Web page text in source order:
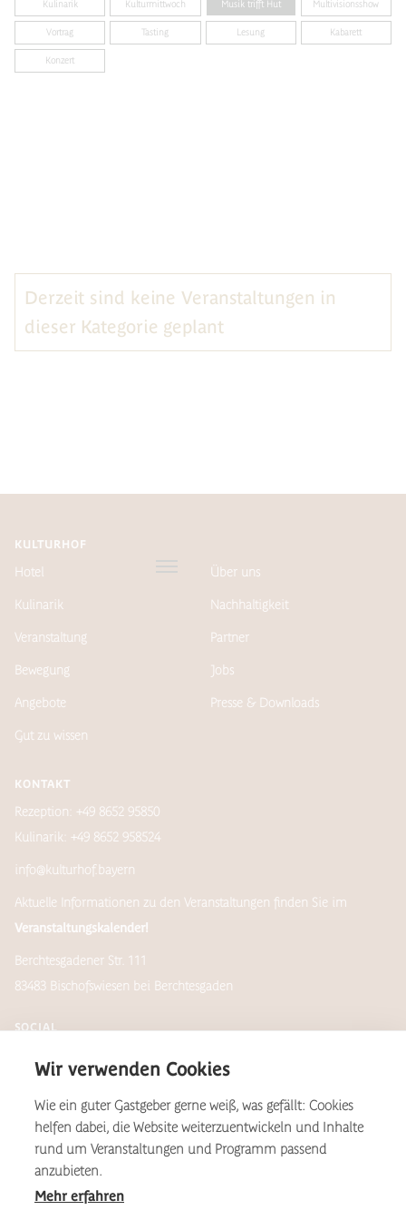
Wir verwenden Cookies
Wie ein guter Gastgeber gerne weiß, was gefällt: Cookies
helfen dabei, die Website weiterzuentwickeln und Inhalte
rund um Veranstaltungen und Programm passend
anzubieten.
Mehr erfahren
Kulinarik Kulturmittwoch Musik trifft Hut Multivisionsshow
Vortrag Tasting Lesung Kabarett
Konzert
Derzeit sind keine Veranstaltungen in
dieser Kategorie geplant
KULTURHOF
Hotel
Kulinarik
Veranstaltung
Bewegung
Angebote
Gut zu wissen
Über uns
Nachhaltigkeit
Partner
Jobs
Presse & Downloads
KONTAKT
Rezeption: +49 8652 95850
Kulinarik: +49 8652 958524
info@kulturhof.bayern
Aktuelle Informationen zu den Veranstaltungen finden Sie im
Veranstaltungskalender!
Berchtesgadener Str. 111
83483 Bischofswiesen bei Berchtesgaden
SOCIAL
Newsletter
*Aus Gründen der Lesbarkeit wird auf dieser Website das